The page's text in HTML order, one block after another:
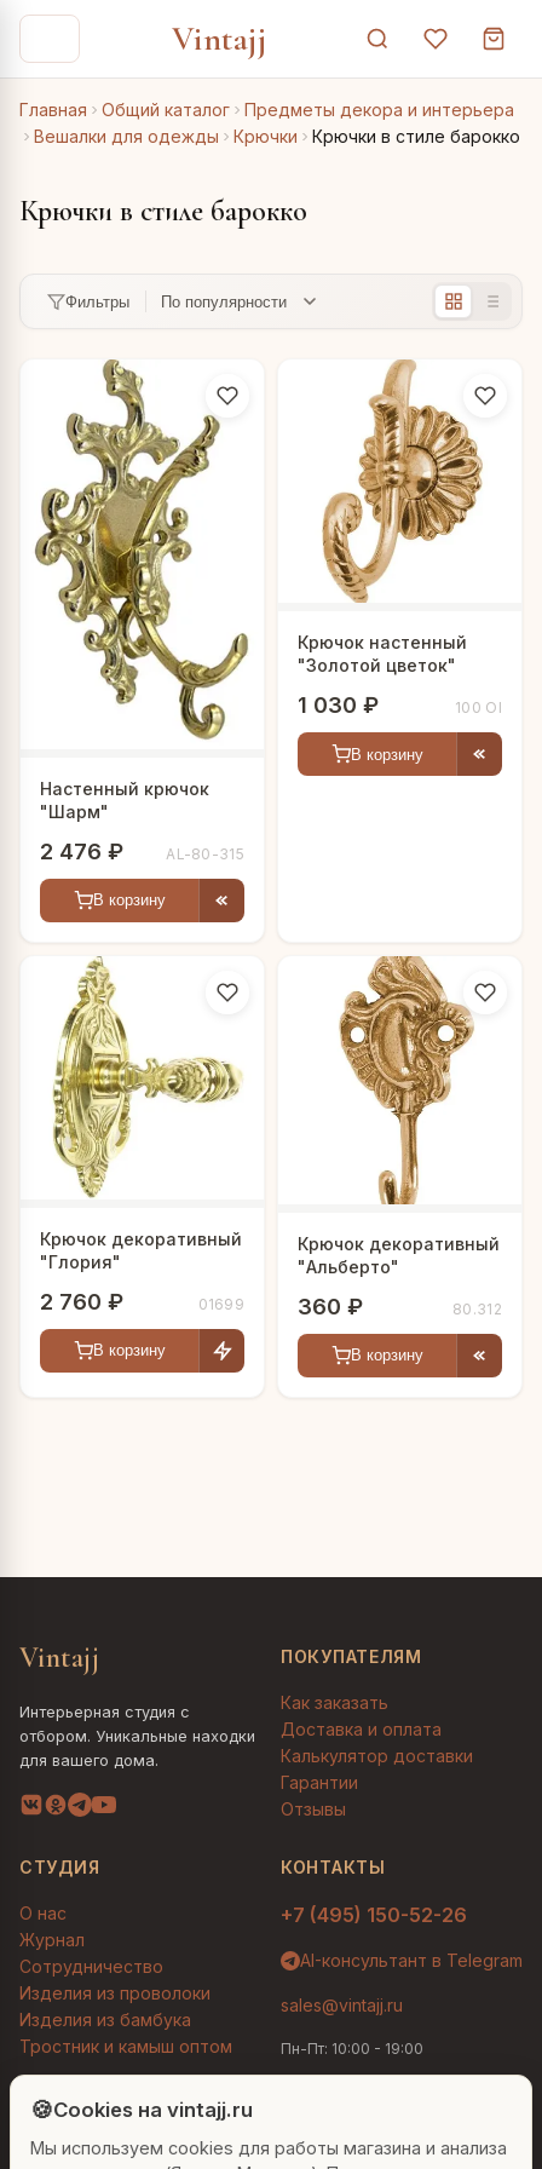
Vintajj
Главная Общий каталог
Предметы декора и интерьера
Вешалки для одежды
Крючки Крючки в стиле барокко
Крючки в стиле барокко
Фильтры
Настенный крючок
"Шарм"
2 476 ₽ AL-80-315
В корзину
Крючок настенный
"Золотой цветок"
1 030 ₽ 100 Ol
В корзину
Крючок декоративный
"Глория"
2 760 ₽ 01699
В корзину
Крючок декоративный
"Альберто"
360 ₽ 80.312
В корзину
Vintajj
Интерьерная студия с
отбором. Уникальные находки
для вашего дома.
ПОКУПАТЕЛЯМ
Как заказать
Доставка и оплата
Калькулятор доставки
Гарантии
Отзывы
СТУДИЯ
О нас
Журнал
Сотрудничество
Изделия из проволоки
Изделия из бамбука
Тростник и камыш оптом
КОНТАКТЫ
+7 (495) 150-52-26
AI-консультант в Telegram
sales@vintajj.ru
Пн-Пт: 10:00 - 19:00
© 2026 Vintajj. Все права защищены.
Договор оферты
Политика конфиденциальности
🍪Cookies на vintajj.ru
Мы используем cookies для работы магазина и анализа
Людмила
Привет! Я Людмила, ваш персональный